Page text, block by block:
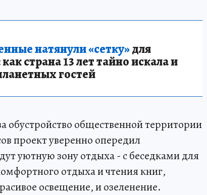
натянули «сетку»для
страна 13 лет тайно искала и
гостей
общественной территории
проект уверенно опередил
уютную зону отдыха - с беседками для
отдыха и чтения книг,
освещение, и озеленение.